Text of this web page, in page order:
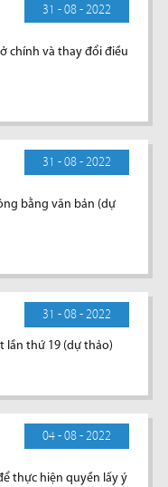
31 - 08 - 2022
chính và thay đổi điều
31 - 08 - 2022
bằng văn bản (dự
31 - 08 - 2022
lần thứ 19 (dự thảo)
04 - 08 - 2022
thực hiện quyền lấy ý